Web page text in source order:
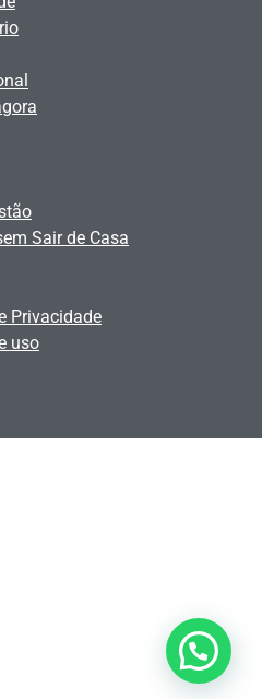
Sair de Casa
Privacidade
uso